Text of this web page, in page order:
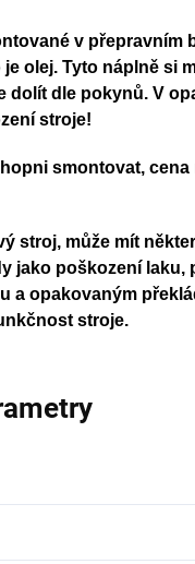
v přepravním
olej. Tyto náplně si
dolít dle pokynů. V
stroje!
smontovat,
stroj, může mít
jako poškození
a opakovaným
stroje.